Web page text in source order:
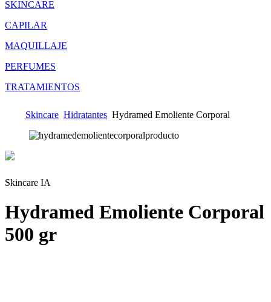
SKINCARE
CAPILAR
MAQUILLAJE
PERFUMES
TRATAMIENTOS
Skincare Hidratantes Hydramed Emoliente Corporal
Skincare IA
Hydramed Emoliente Corporal
500 gr